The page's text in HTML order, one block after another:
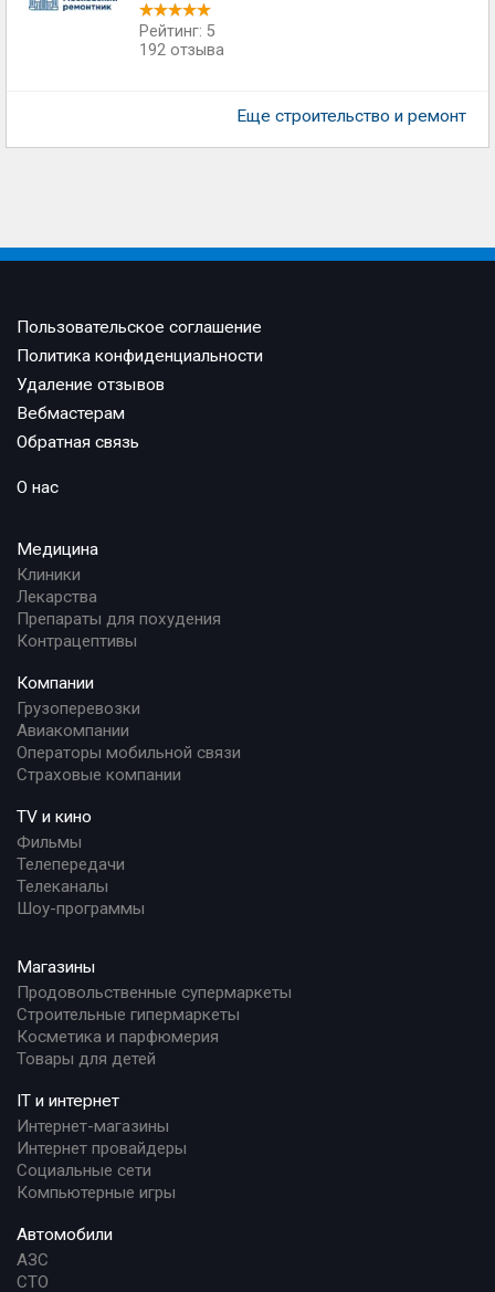
Рейтинг: 5
192 отзыва
Еще строительство и ремонт
Пользовательское соглашение
Политика конфиденциальности
Удаление отзывов
Вебмастерам
Обратная связь
О нас
Медицина
Клиники
Лекарства
Препараты для похудения
Контрацептивы
Компании
Грузоперевозки
Авиакомпании
Операторы мобильной связи
Страховые компании
TV и кино
Фильмы
Телепередачи
Телеканалы
Шоу-программы
Магазины
Продовольственные супермаркеты
Строительные гипермаркеты
Косметика и парфюмерия
Товары для детей
IT и интернет
Интернет-магазины
Интернет провайдеры
Социальные сети
Компьютерные игры
Автомобили
АЗС
СТО